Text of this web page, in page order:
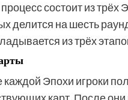
состоит из трёх
делится на шесть
из трёх
каждой Эпохи игроки